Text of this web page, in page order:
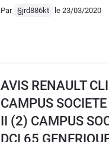
Par §jrd886kt le 23/03/2020
AVIS RENAULT
CAMPUS SOCIETE
II (2) CAMPUS
DCI 65